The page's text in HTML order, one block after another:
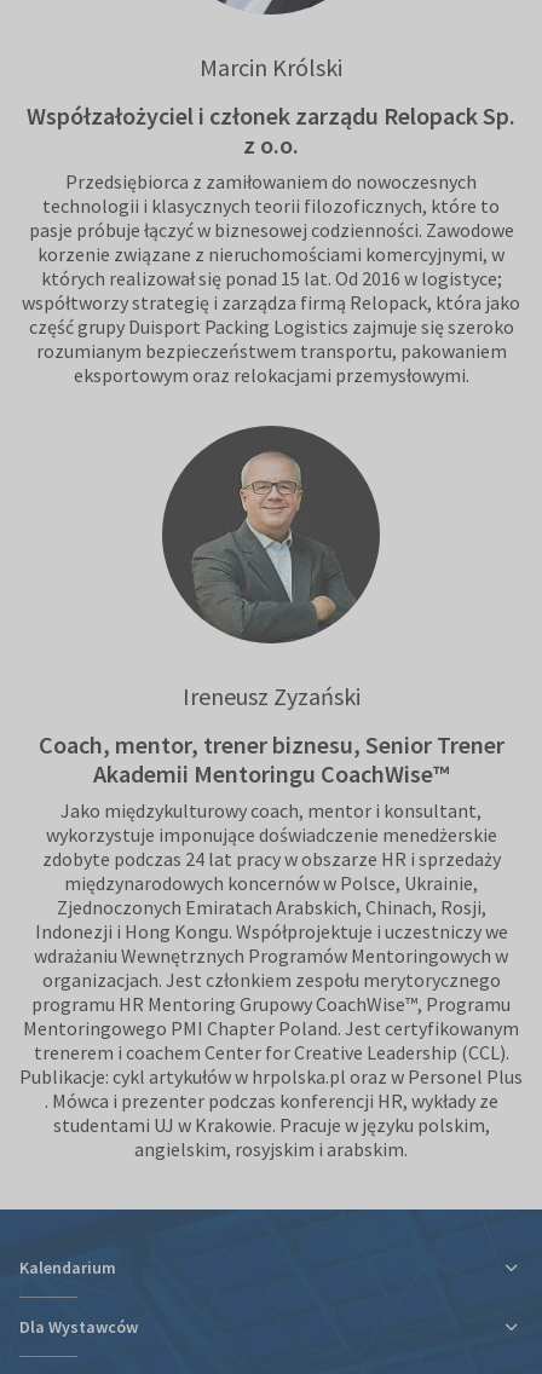
Marcin Królski
Współzałożyciel i członek zarządu Relopack Sp.
z o.o.
Przedsiębiorca z zamiłowaniem do nowoczesnych
technologii i klasycznych teorii filozoficznych, które to
pasje próbuje łączyć w biznesowej codzienności. Zawodowe
korzenie związane z nieruchomościami komercyjnymi, w
których realizował się ponad 15 lat. Od 2016 w logistyce;
współtworzy strategię i zarządza firmą Relopack, która jako
część grupy Duisport Packing Logistics zajmuje się szeroko
rozumianym bezpieczeństwem transportu, pakowaniem
eksportowym oraz relokacjami przemysłowymi.
Ireneusz Zyzański
Coach, mentor, trener biznesu, Senior Trener
Akademii Mentoringu CoachWise™
Jako międzykulturowy coach, mentor i konsultant,
wykorzystuje imponujące doświadczenie menedżerskie
zdobyte podczas 24 lat pracy w obszarze HR i sprzedaży
międzynarodowych koncernów w Polsce, Ukrainie,
Zjednoczonych Emiratach Arabskich, Chinach, Rosji,
Indonezji i Hong Kongu. Współprojektuje i uczestniczy we
wdrażaniu Wewnętrznych Programów Mentoringowych w
organizacjach. Jest członkiem zespołu merytorycznego
programu HR Mentoring Grupowy CoachWise™, Programu
Mentoringowego PMI Chapter Poland. Jest certyfikowanym
trenerem i coachem Center for Creative Leadership (CCL).
Publikacje: cykl artykułów w hrpolska.pl oraz w Personel Plus
. Mówca i prezenter podczas konferencji HR, wykłady ze
studentami UJ w Krakowie. Pracuje w języku polskim,
angielskim, rosyjskim i arabskim.
Kalendarium
Dla Wystawców